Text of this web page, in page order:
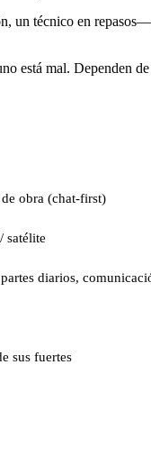
un técnico en
está mal. Dependen
obra (chat-first)
satélite
diarios,
sus fuertes